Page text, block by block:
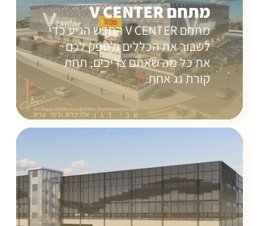
מתחם V CENTER
מתחם V CENTER החדש הגיע כדי
לשבור את הכללים ולספק לכם
את כל מה שאתם צריכים, תחת
קורת גג אחת.